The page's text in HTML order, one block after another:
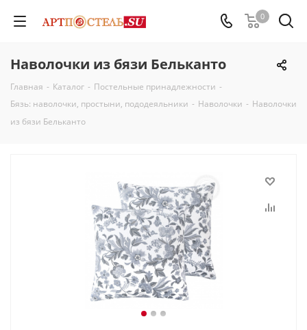
0
Наволочки из бязи Бельканто
Главная - Каталог - Постельные принадлежности -
Бязь: наволочки, простыни, пододеяльники - Наволочки - Наволочки
из бязи Бельканто